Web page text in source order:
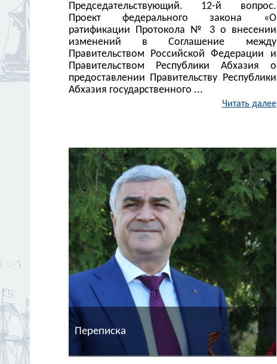
Председательствующий. 12-й вопрос.
Проект федерального закона «О
ратификации Протокола № 3 о внесении
изменений в Соглашение между
Правительством Российской Федерации и
Правительством Республики Абхазия о
предоставлении Правительству Республики
Абхазия государственного ...
Читать далее
Переписка